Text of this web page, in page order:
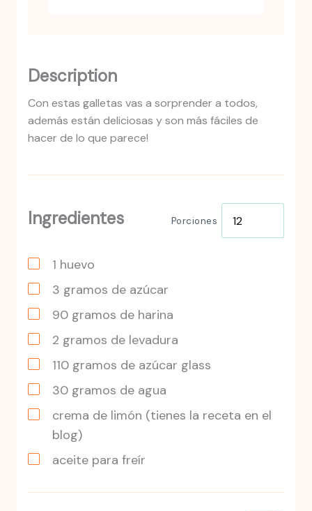
Description
Con estas galletas vas a sorprender a todos,
además están deliciosas y son más fáciles de
hacer de lo que parece!
Ingredientes Porciones
1 huevo
3 gramos de azúcar
90 gramos de harina
2 gramos de levadura
110 gramos de azúcar glass
30 gramos de agua
crema de limón (tienes la receta en el
blog)
aceite para freír